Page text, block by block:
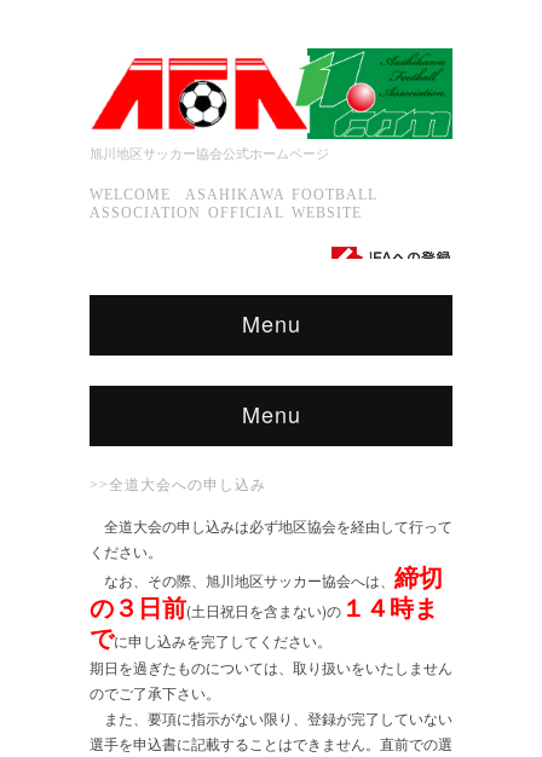
旭川地区サッカー協会公式ホームページ
WELCOME ASAHIKAWA FOOTBALL
ASSOCIATION OFFICIAL WEBSITE
Menu
Menu
>>全道大会への申し込み
全道大会の申し込みは必ず地区協会を経由して行って
ください。
なお、その際、旭川地区サッカー協会へは、 締切
の３日前(土日祝日を含まない)の １４時ま
でに申し込みを完了してください。
期日を過ぎたものについては、取り扱いをいたしません
のでご了承下さい。
また、要項に指示がない限り、登録が完了していない
選手を申込書に記載することはできません。直前での選